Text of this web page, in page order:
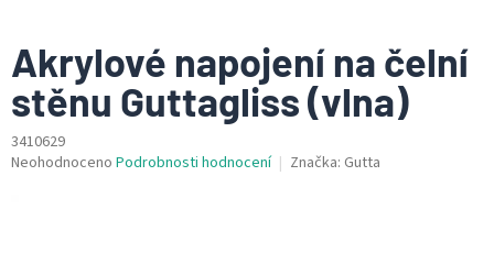
Akrylové napojení na čelní
stěnu Guttagliss (vlna)
3410629
Průměrné
Neohodnoceno Podrobnosti hodnocení Značka: Gutta